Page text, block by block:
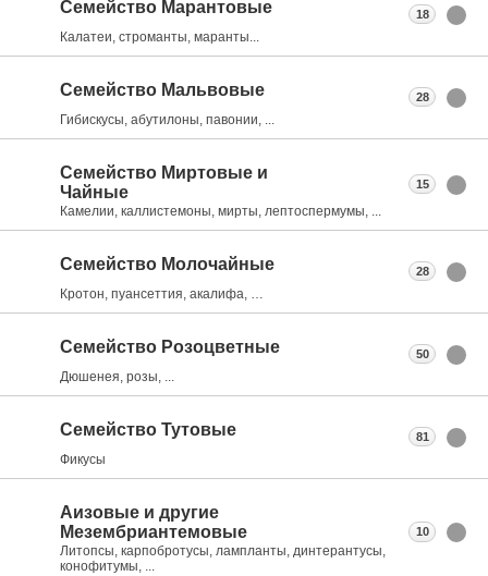
Семейство Марантовые
Калатеи, строманты, маранты...
18
Семейство Мальвовые
Гибискусы, абутилоны, павонии, ...
28
Семейство Миртовые и
Чайные
Камелии, каллистемоны, мирты, лептоспермумы, ...
15
Семейство Молочайные
Кротон, пуансеттия, акалифа, …
28
Семейство Розоцветные
Дюшенея, розы, ...
50
Семейство Тутовые
Фикусы
81
Аизовые и другие
Мезембриантемовые
Литопсы, карпобротусы, лампланты, динтерантусы,
конофитумы, ...
10